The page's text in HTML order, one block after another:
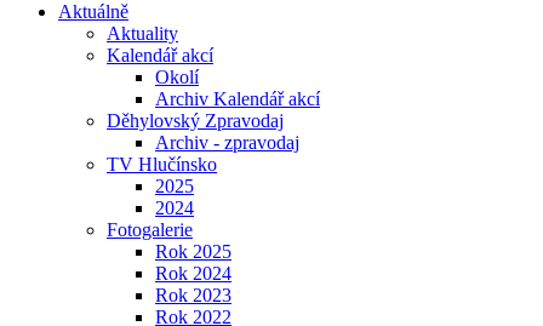
Aktuálně
Aktuality
Kalendář akcí
Okolí
Archiv Kalendář akcí
Děhylovský Zpravodaj
Archiv - zpravodaj
TV Hlučínsko
2025
2024
Fotogalerie
Rok 2025
Rok 2024
Rok 2023
Rok 2022